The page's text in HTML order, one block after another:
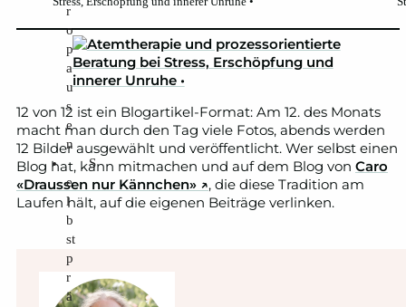
r
o
p
a
u
s
e
n
S
e
l
b
st
p
r
ä
12 von 12 ist ein Blogartikel-Format: Am 12. des Monats
macht man durch den Tag viele Fotos, abends werden
12 Bilder ausgewählt und veröffentlicht. Wer selbst einen
Blog hat, kann mitmachen und auf dem Blog von Caro
«Draussen nur Kännchen» ↗, die diese Tradition am
Laufen hält, auf die eigenen Beiträge verlinken.